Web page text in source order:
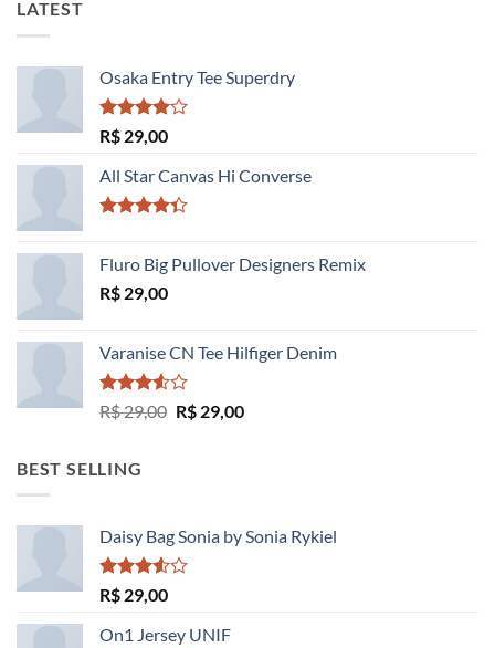
LATEST
Osaka Entry Tee Superdry
Avaliação
4.00
de
5
R$ 29,00
All Star Canvas Hi Converse
Fluro Big Pullover Designers Remix
R$ 29,00
Varanise CN Tee Hilfiger Denim
Avaliação
3.50
de
R$29,00 O
R$29,00O
BEST SELLING
Daisy Bag Sonia by Sonia Rykiel
Avaliação
3.50
de
5
R$ 29,00
On1 Jersey UNIF